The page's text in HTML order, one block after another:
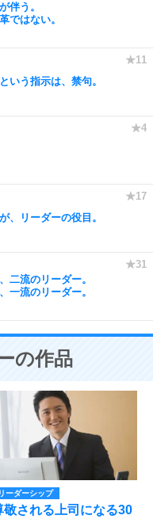
伴う。
ではない。
いう指示は、禁句。
、リーダーの役目。
二流のリーダー。
一流のリーダー。
の作品
リーダーシップ
敬される上司になる30